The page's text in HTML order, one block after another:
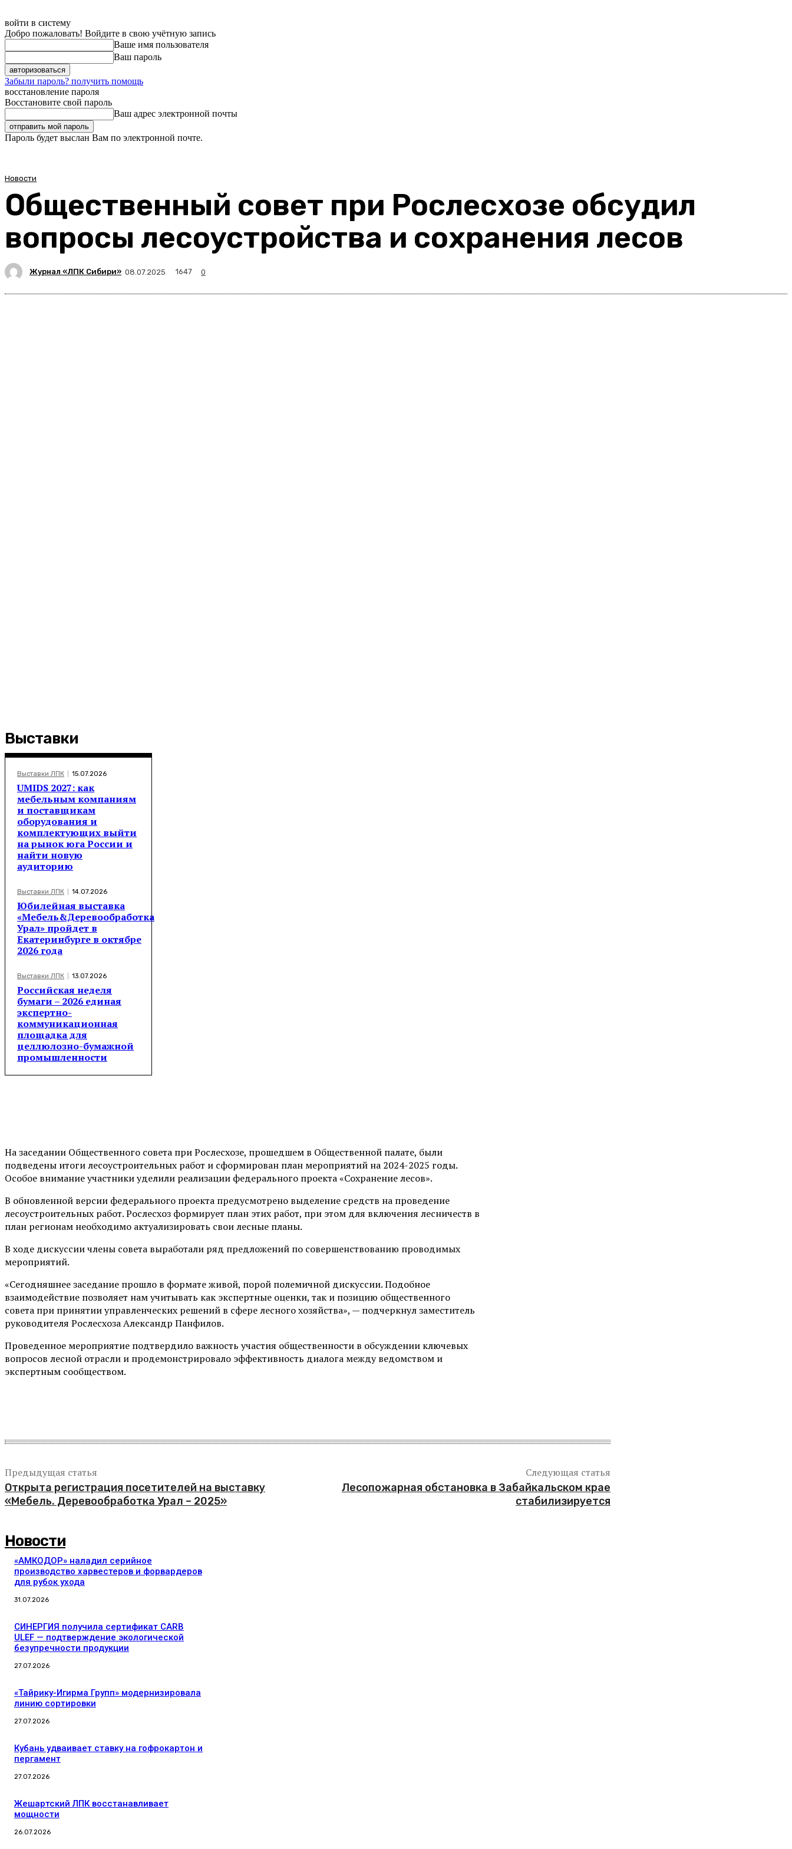
войти в систему
Добро пожаловать! Войдите в свою учётную запись
Ваше имя пользователя
Ваш пароль
Забыли пароль? получить помощь
восстановление пароля
Восстановите свой пароль
Ваш адрес электронной почты
Пароль будет выслан Вам по электронной почте.
Новости
Общественный совет при Рослесхозе обсудил
вопросы лесоустройства и сохранения лесов
Журнал «ЛПК Сибири» 08.07.2025 1647 0
Выставки
Выставки ЛПК 15.07.2026
UMIDS 2027: как
мебельным компаниям
и поставщикам
оборудования и
комплектующих выйти
на рынок юга России и
найти новую
аудиторию
Выставки ЛПК 14.07.2026
Юбилейная выставка
«Мебель&Деревообработка
Урал» пройдет в
Екатеринбурге в октябре
2026 года
Выставки ЛПК 13.07.2026
Российская неделя
бумаги – 2026 единая
экспертно-
коммуникационная
площадка для
целлюлозно-бумажной
промышленности
На заседании Общественного совета при Рослесхозе, прошедшем в Общественной палате, были
подведены итоги лесоустроительных работ и сформирован план мероприятий на 2024-2025 годы.
Особое внимание участники уделили реализации федерального проекта «Сохранение лесов».
В обновленной версии федерального проекта предусмотрено выделение средств на проведение
лесоустроительных работ. Рослесхоз формирует план этих работ, при этом для включения лесничеств в
план регионам необходимо актуализировать свои лесные планы.
В ходе дискуссии члены совета выработали ряд предложений по совершенствованию проводимых
мероприятий.
«Сегодняшнее заседание прошло в формате живой, порой полемичной дискуссии. Подобное
взаимодействие позволяет нам учитывать как экспертные оценки, так и позицию общественного
совета при принятии управленческих решений в сфере лесного хозяйства», — подчеркнул заместитель
руководителя Рослесхоза Александр Панфилов.
Проведенное мероприятие подтвердило важность участия общественности в обсуждении ключевых
вопросов лесной отрасли и продемонстрировало эффективность диалога между ведомством и
экспертным сообществом.
Предыдущая статья
Открыта регистрация посетителей на выставку
«Мебель. Деревообработка Урал – 2025»
Следующая статья
Лесопожарная обстановка в Забайкальском крае
стабилизируется
Новости
«АМКОДОР» наладил серийное
производство харвестеров и форвардеров
для рубок ухода
31.07.2026
СИНЕРГИЯ получила сертификат CARB
ULEF — подтверждение экологической
безупречности продукции
27.07.2026
«Тайрику-Игирма Групп» модернизировала
линию сортировки
27.07.2026
Кубань удваивает ставку на гофрокартон и
пергамент
27.07.2026
Жешартский ЛПК восстанавливает
мощности
26.07.2026